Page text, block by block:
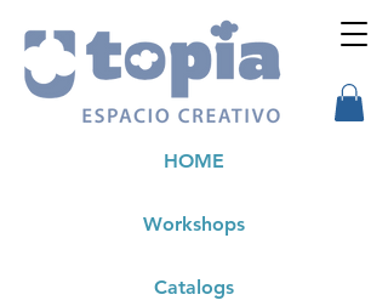
Workshops
HOME
Catalogs